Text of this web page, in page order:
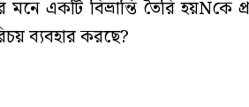
একটি বিভ্রান্তি তৈরি হয়Ñকে
ব্যবহার করছে?